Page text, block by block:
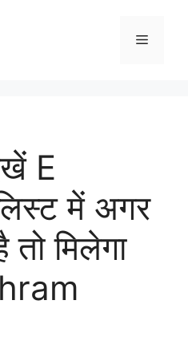
Menu
E
में अगर
तो मिलेगा